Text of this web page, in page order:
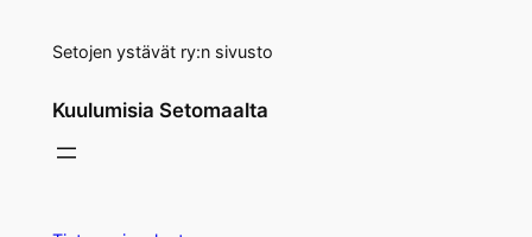
Setojen ystävät ry:n sivusto
Kuulumisia Setomaalta